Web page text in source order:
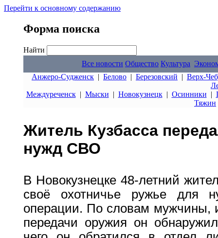
Перейти к основному содержанию
Форма поиска
Найти
Все новости Общество Культура
Анжеро-Судженск | Белово | Березовский | Верх-
Междуреченск| Мыски | Новокузнецк| Осинники |
Тяжин
Житель Кузбасса
нужд СВО
В Новокузнецке 48-летний
своё охотничье ружье для
операции. По словам мужчины,
передачи оружия он